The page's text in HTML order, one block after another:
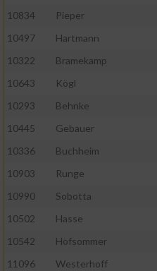
10834
Pieper
10497
Hartmann
10322
Bramekamp
10643
Kögl
10293
Behnke
10445
Gebauer
10336
Buchheim
10903
Runge
10990
Sobotta
10502
Hasse
10542
Hofsommer
11096
Westerhoff